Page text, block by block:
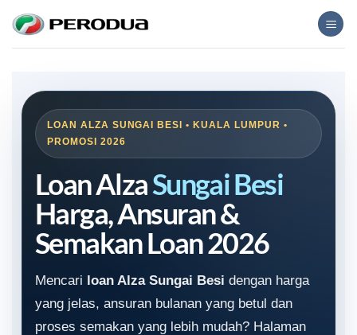
content
LOAN ALZA SUNGAI BESI • KUALA LUMPUR •
PROMOSI 2026
Loan AlzaSungai Besi
Harga, Ansuran &
Semakan Loan 2026
Mencari loan Alza Sungai Besi dengan harga
yang jelas, ansuran bulanan yang betul dan
proses semakan yang lebih mudah? Halaman